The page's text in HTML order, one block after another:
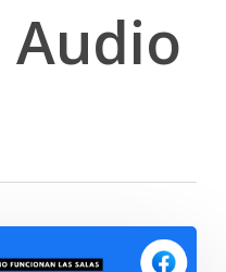
Audio